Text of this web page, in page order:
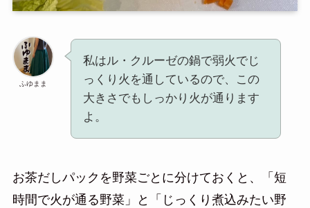
ふゆまま
私はル・クルーゼの鍋で弱火でじ
っくり火を通しているので、この
大きさでもしっかり火が通ります
よ。
お茶だしパックを野菜ごとに分けておくと、「短
時間で火が通る野菜」と「じっくり煮込みたい野